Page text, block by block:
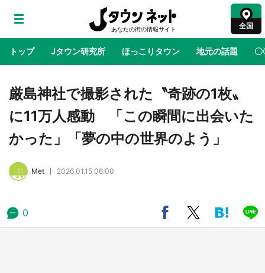
全国
トップ Jタウン研究所 ほっこりタウン 地元の話題 〇
地域×二次元 絶景 あの時はありがとう 物語がはじ
ラプラス・ダークネスが栃木県を征服！？ 県
公式プロモ動画で「聖地」が生産されてます
の「猫猫像」も【8／1～10／26】
厳島神社で撮影された〝奇跡の1枚〟
に11万人感動 「この瞬間に出会いた
かった」「夢の中の世界のよう」
Met 2026.01.15 06:00
0